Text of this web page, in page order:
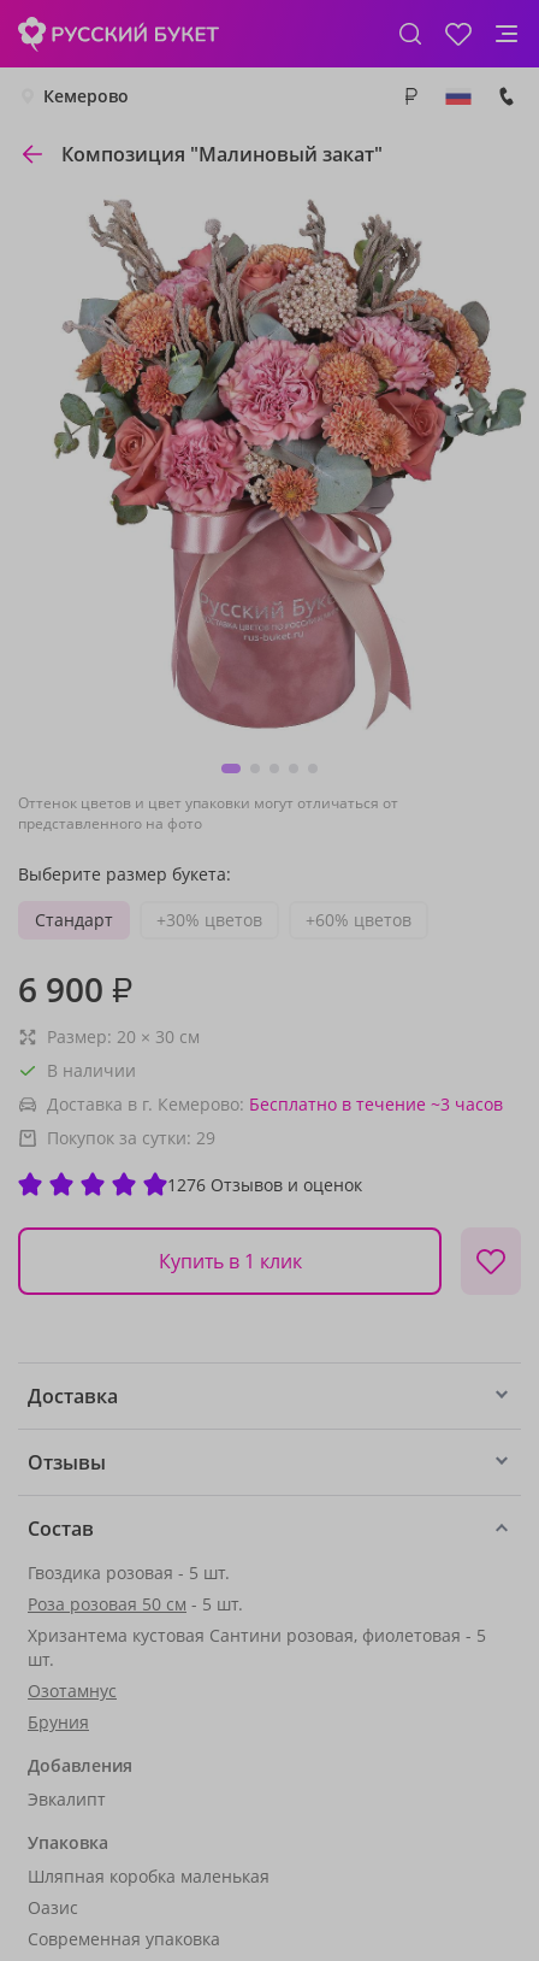
Кемерово
Композиция "Малиновый закат"
Оттенок цветов и цвет упаковки могут отличаться от
представленного на фото
Выберите размер букета:
Стандарт
+30% цветов +60% цветов
6 900 ₽
Размер: 20 × 30 см
В наличии
Доставка в г. Кемерово: Бесплатно в течение ~3 часов
Покупок за сутки: 29
1276 Отзывов и оценок
Купить в 1 клик
Доставка
Отзывы
Состав
Гвоздика розовая - 5 шт.
Роза розовая 50 см - 5 шт.
Хризантема кустовая Сантини розовая, фиолетовая - 5
шт.
Озотамнус
Бруния
Добавления
Эвкалипт
Упаковка
Шляпная коробка маленькая
Оазис
Современная упаковка